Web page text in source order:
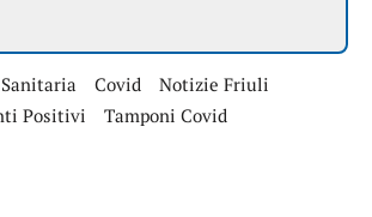
Covid
Notizie Friuli
Positivi
Tamponi Covid